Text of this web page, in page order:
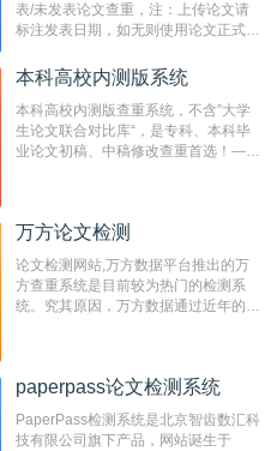
表/未发表论文查重，注：上传论文请
标注发表日期，如无则使用论文正式发
成时间作为发表日期。
本科高校内测版系统
本科高校内测版查重系统，不含”大学
生论文联合对比库“，是专科、本科毕
业论文初稿、中稿修改查重首选！——
万方论文检测
论文检测网站,万方数据平台推出的万
方查重系统是目前较为热门的检测系
统。究其原因，万方数据通过近年的发
非。其次，相对于知网而言，万方检测
重的推荐系统。
paperpass论文检测系统
PaperPass检测系统是北京智齿数汇科
技有限公司旗下产品，网站诞生于